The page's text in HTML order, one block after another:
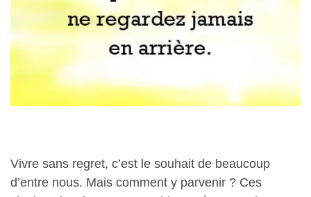
Vivre sans regret, c’est le souhait de beaucoup
d’entre nous. Mais comment y parvenir ? Ces